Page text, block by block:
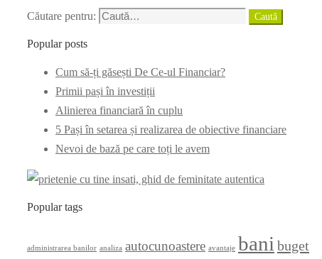
Căutare pentru: Caută
Popular posts
Cum să-ți găsești De Ce-ul Financiar?
Primii pași în investiții
Alinierea financiară în cuplu
5 Pași în setarea și realizarea de obiective financiare
Nevoi de bază pe care toți le avem
Popular tags
administrarea banilor analiza autocunoastere avantaje bani buget